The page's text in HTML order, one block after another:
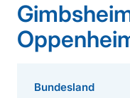
Bundesland